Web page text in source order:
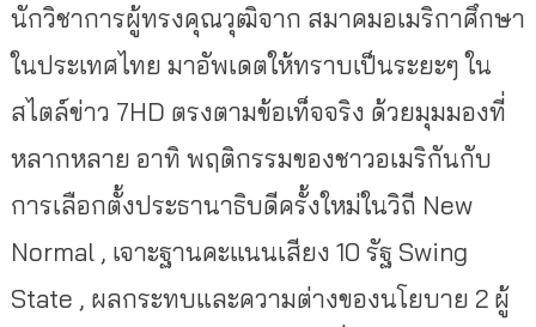
นักวิชาการผู้ทรงคุณวุฒิจาก สมาคมอเมริกาศึกษา
ในประเทศไทย มาอัพเดตให้ทราบเป็นระยะๆ ใน
สไตล์ข่าว 7HD ตรงตามข้อเท็จจริง ด้วยมุมมองที่
หลากหลาย อาทิ พฤติกรรมของชาวอเมริกันกับ
การเลือกตั้งประธานาธิบดีครั้งใหม่ในวิถี New
Normal , เจาะฐานคะแนนเสียง 10 รัฐ Swing
State , ผลกระทบและความต่างของนโยบาย 2 ผู้